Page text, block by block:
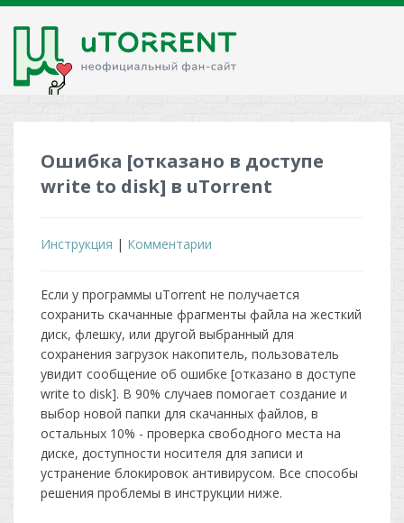
Ошибка [отказано в доступе
write to disk] в uTorrent
Инструкция | Комментарии
Если у программы uTorrent не получается
сохранить скачанные фрагменты файла на жесткий
диск, флешку, или другой выбранный для
сохранения загрузок накопитель, пользователь
увидит сообщение об ошибке [отказано в доступе
write to disk]. В 90% случаев помогает создание и
выбор новой папки для скачанных файлов, в
остальных 10% - проверка свободного места на
диске, доступности носителя для записи и
устранение блокировок антивирусом. Все способы
решения проблемы в инструкции ниже.